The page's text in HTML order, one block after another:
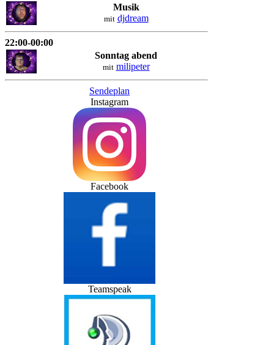
Musik
mit djdream
22:00-00:00
Sonntag abend
mit milipeter
Sendeplan
Instagram
Facebook
Teamspeak